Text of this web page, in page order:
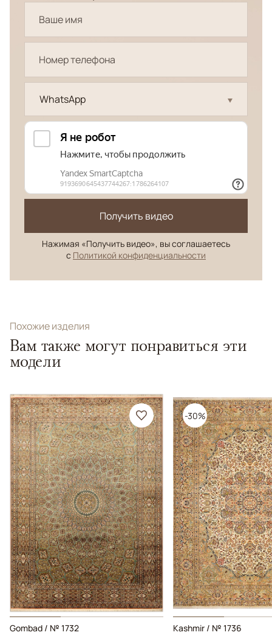
WhatsApp
Получить видео
Нажимая «Получить видео», вы соглашаетесь
с Политикой конфиденциальности
Похожие изделия
Вам также могут понравиться эти
модели
Gombad / № 1732
-30%
Kashmir / № 1736